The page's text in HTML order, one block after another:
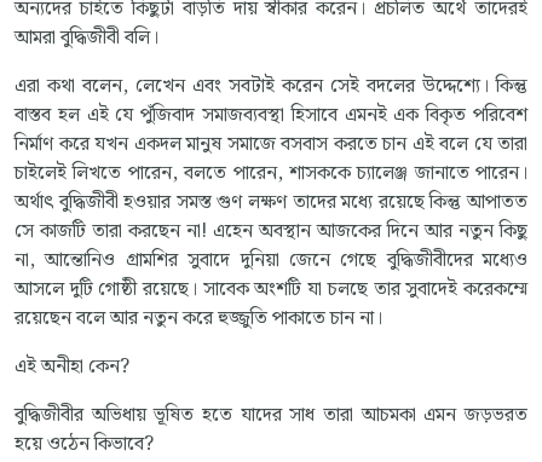
অন্যদের চাইতে কিছুটা বাড়তি দায় স্বীকার করেন। প্রচলিত অর্থে তাদেরই
আমরা বুদ্ধিজীবী বলি।
এরা কথা বলেন, লেখেন এবং সবটাই করেন সেই বদলের উদ্দেশ্যে। কিন্তু
বাস্তব হল এই যে পুঁজিবাদ সমাজব্যবস্থা হিসাবে এমনই এক বিকৃত পরিবেশ
নির্মাণ করে যখন একদল মানুষ সমাজে বসবাস করতে চান এই বলে যে তারা
চাইলেই লিখতে পারেন, বলতে পারেন, শাসককে চ্যালেঞ্জ জানাতে পারেন।
অর্থাৎ বুদ্ধিজীবী হওয়ার সমস্ত গুণ লক্ষণ তাদের মধ্যে রয়েছে কিন্তু আপাতত
সে কাজটি তারা করছেন না! এহেন অবস্থান আজকের দিনে আর নতুন কিছু
না, আন্তোনিও গ্রামশির সুবাদে দুনিয়া জেনে গেছে বুদ্ধিজীবীদের মধ্যেও
আসলে দুটি গোষ্ঠী রয়েছে। সাবেক অংশটি যা চলছে তার সুবাদেই করেকম্মে
রয়েছেন বলে আর নতুন করে হুজ্জুতি পাকাতে চান না।
এই অনীহা কেন?
বুদ্ধিজীবীর অভিধায় ভূষিত হতে যাদের সাধ তারা আচমকা এমন জড়ভরত
হয়ে ওঠেন কিভাবে?